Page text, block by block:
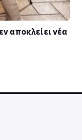
αποκλείει νέα